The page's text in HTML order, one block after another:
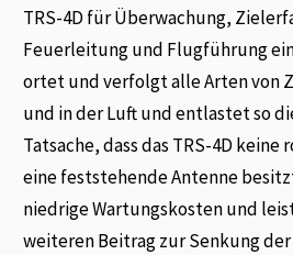
TRS-4D für Überwachung,
Feuerleitung und Flugführung
ortet und verfolgt alle Arten von
und in der Luft und entlastet so
Tatsache, dass das TRS-4D
eine feststehende Antenne
niedrige Wartungskosten und
weiteren Beitrag zur Senkung der